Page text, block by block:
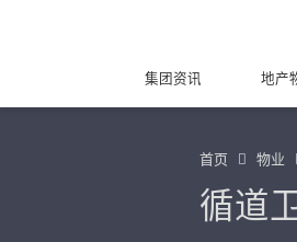
集团资讯 地产
首页 物业
循道